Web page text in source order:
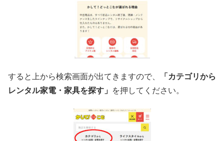
すると上から検索画面が出てきますので、
「カテゴリから
レンタル家電・家具を探す」
を押してください。